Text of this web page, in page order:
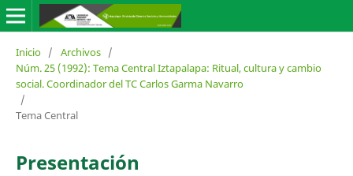
Inicio / Archivos /
Núm. 25 (1992): Tema Central Iztapalapa: Ritual, cultura y cambio
social. Coordinador del TC Carlos Garma Navarro
/
Tema Central
Presentación